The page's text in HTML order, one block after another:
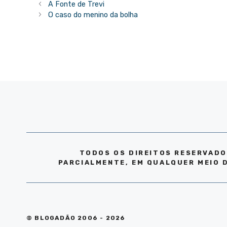
A Fonte de Trevi
O caso do menino da bolha
TODOS OS DIREITOS
PARCIALMENTE, EM QUALQUER MEIO
© BLOGADÃO 2006 - 2026